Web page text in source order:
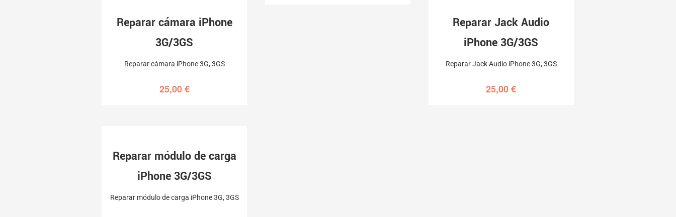
Reparar cámara iPhone
3G/3GS
Reparar cámara iPhone 3G, 3GS
25,00€
Reparar Jack Audio
iPhone 3G/3GS
Reparar Jack Audio iPhone 3G, 3GS
25,00€
Reparar módulo de carga
iPhone 3G/3GS
Reparar módulo de carga iPhone 3G, 3GS